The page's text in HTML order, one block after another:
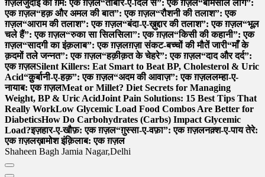
ग़ज़लजुदाई का ग़म: एक ग़ज़ल“ताबीर-ए-दिल से”: एक ग़ज़ल“बेमिसाल लोग”:
एक ग़ज़ल“हक़ और अमल की बात”: एक ग़ज़ल“रौशनी की तलाश”: एक
ग़ज़ल“आराम की तलाश”: एक ग़ज़ल“बंदा-ए-ख़ुद्दार की तलाश”: एक ग़ज़ल“भूल
चले हैं”: एक ग़ज़ल“रुका सा सिलसिला”: एक ग़ज़ल“किसी की कहानी”: एक
ग़ज़ल“सादगी का इंक़लाब”: एक ग़ज़लग़ज़ा संकट-बच्चों की मौतें जारी“माँ के
क़दमों तले जन्नत”: एक ग़ज़ल“हक़ीक़त के चेहरे”: एक ग़ज़ल“दाद और दर्द”:
एक ग़ज़लSilent Killers: Eat Smart to Beat BP, Cholesterol & Uric
Acid“क़ुर्बानी-ए-हक़”: एक ग़ज़ल“अदम की आवाज़”: एक ग़ज़ललम्हा-ए-
नायाब: एक ग़ज़लMeat or Millet? Diet Secrets for Managing
Weight, BP & Uric AcidJoint Pain Solutions: 15 Best Tips That
Really WorkLow Glycemic Load Food Combos Are Better for
DiabeticsHow Do Carbohydrates (Carbs) Impact Glycemic
Load?इज़हार-ए-खौफ़: एक ग़ज़ल“ग़ुस्सा-ए-वफ़ा”: एक ग़ज़लनक़्श-ए-पाय तेरे:
एक ग़ज़लख़ामोश इंक़िलाब: एक ग़ज़ल
Shaheen Bagh Jamia Nagar,Delhi